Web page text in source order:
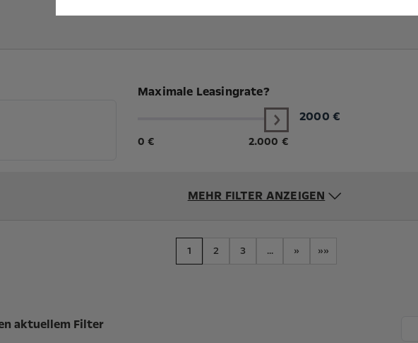
Maximale Leasingrate?
0 € 2.000 €
2000 €
MEHR FILTER ANZEIGEN
1 2 3 ... » »»
aktuellem Filter